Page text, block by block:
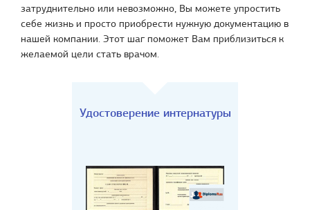
затруднительно или невозможно, Вы можете упростить
себе жизнь и просто приобрести нужную документацию в
нашей компании. Этот шаг поможет Вам приблизиться к
желаемой цели стать врачом.
Удостоверение интернатуры